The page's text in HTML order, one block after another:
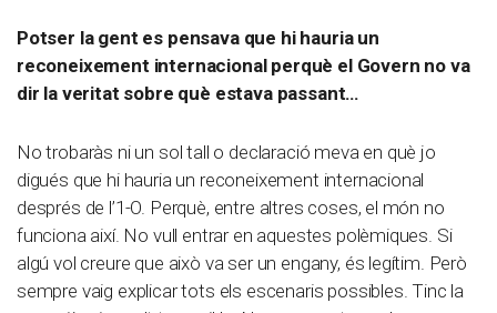
Potser la gent es pensava que hi hauria un
reconeixement internacional perquè el Govern no va
dir la veritat sobre què estava passant…
No trobaràs ni un sol tall o declaració meva en què jo
digués que hi hauria un reconeixement internacional
després de l’1-O. Perquè, entre altres coses, el món no
funciona així. No vull entrar en aquestes polèmiques. Si
algú vol creure que això va ser un engany, és legítim. Però
sempre vaig explicar tots els escenaris possibles. Tinc la